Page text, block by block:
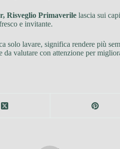
Risveglio Primaverile lascia sui
e invitante.
solo lavare, significa rendere più
da valutare con attenzione per